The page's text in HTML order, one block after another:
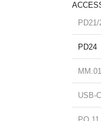
PD21/
PD24
MM.01
USB-